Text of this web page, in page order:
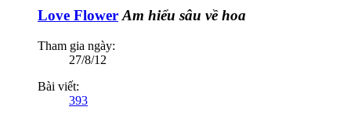
Love Flower Am hiểu sâu về hoa
Tham gia ngày:
27/8/12
Bài viết:
393